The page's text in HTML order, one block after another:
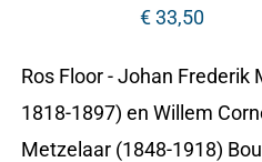
€33,50
Ros Floor - Johan Frederik
1818-1897) en Willem
Metzelaar (1848-1918)